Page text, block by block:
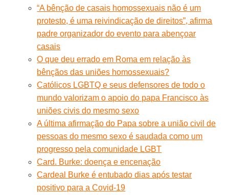
“A bênção de casais homossexuais não é um
protesto, é uma reivindicação de direitos”, afirma
padre organizador do evento para abençoar
casais
O que deu errado em Roma em relação às
bênçãos das uniões homossexuais?
Católicos LGBTQ e seus defensores de todo o
mundo valorizam o apoio do papa Francisco às
uniões civis do mesmo sexo
A última afirmação do Papa sobre a união civil de
pessoas do mesmo sexo é saudada como um
progresso pela comunidade LGBT
Card. Burke: doença e encenação
Cardeal Burke é entubado dias após testar
positivo para a Covid-19